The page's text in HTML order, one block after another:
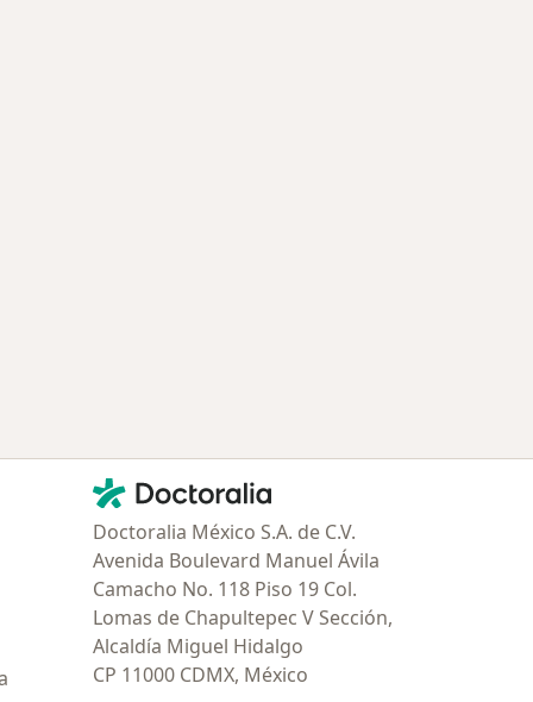
Contacto
Doctoralia - Página de inicio
Doctoralia México S.A. de C.V.
Avenida Boulevard Manuel Ávila
Camacho No. 118 Piso 19 Col.
Lomas de Chapultepec V Sección,
Alcaldía Miguel Hidalgo
CP 11000 CDMX, México